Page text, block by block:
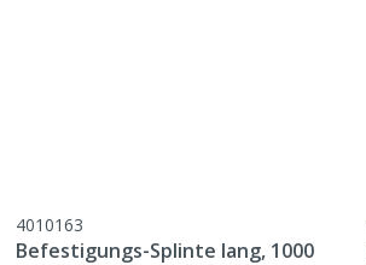
4010163
Befestigungs-Splinte lang, 1000